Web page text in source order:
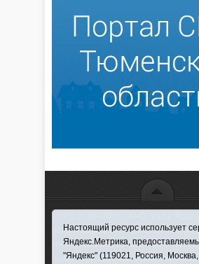
использовании материалов ссылка
Информационная лента выходит
поддержке правительства
Настоящий ресурс использует
Яндекс.Метрика,
"Яндекс" (119021, Россия,